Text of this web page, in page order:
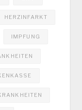
HERZINFARKT
IMPFUNG